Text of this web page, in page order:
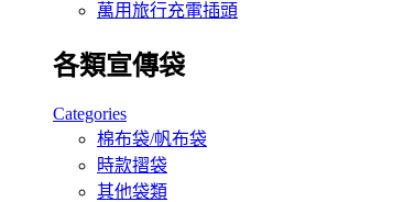
萬用旅行充電插頭
各類宣傳袋
Categories
棉布袋/帆布袋
時款摺袋
其他袋類